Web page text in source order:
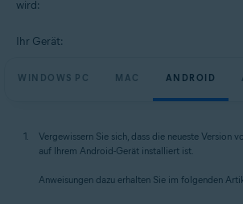
wird:
Ihr Gerät:
WINDOWS PC MAC ANDROID
Vergewissern Sie sich, dass die neueste Version
auf Ihrem Android-Gerät installiert ist.
Anweisungen dazu erhalten Sie im folgenden